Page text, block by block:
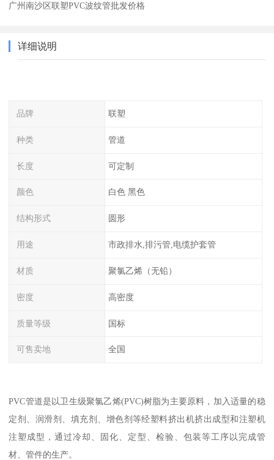
广州南沙区联塑PVC波纹管批发价格
详细说明
品牌 联塑
种类 管道
长度 可定制
颜色 白色 黑色
结构形式 圆形
用途 市政排水,排污管,电缆护套管
材质 聚氯乙烯（无铅）
密度 高密度
质量等级 国标
可售卖地 全国
PVC管道是以卫生级聚氯乙烯(PVC)树脂为主要原料，加入适量的稳
定剂、润滑剂、填充剂、增色剂等经塑料挤出机挤出成型和注塑机
注塑成型，通过冷却、固化、定型、检验、包装等工序以完成管
材、管件的生产。